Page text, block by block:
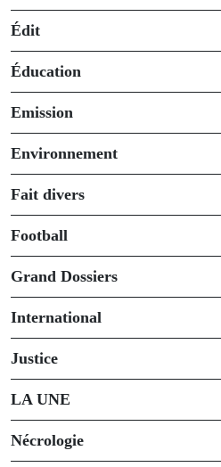
Édit
Éducation
Emission
Environnement
Fait divers
Football
Grand Dossiers
International
Justice
LA UNE
Nécrologie